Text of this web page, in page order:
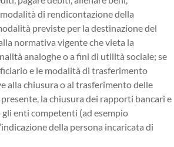
di rendicontazione della
previste per la destinazione del
normativa vigente che vieta la
analoghe o a fini di utilità sociale; se
e le modalità di trasferimento
alla chiusura o al trasferimento delle
la chiusura dei rapporti bancari e
enti competenti (ad esempio
della persona incaricata di